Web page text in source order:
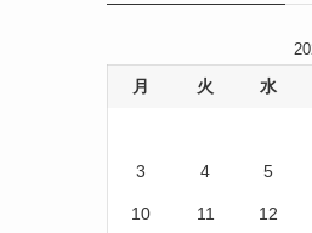
月 火 水
3 4 5
10 11 12